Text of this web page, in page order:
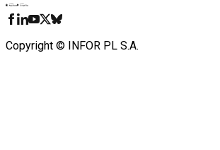
Copyright © INFOR PL S.A.